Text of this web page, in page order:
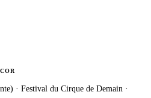
· Festival du Cirque de Demain ·